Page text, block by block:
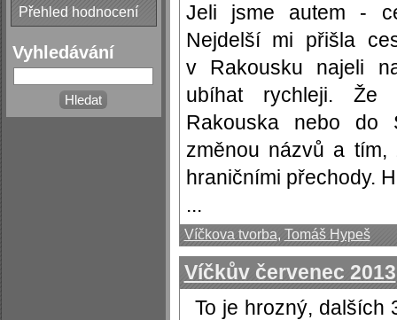
Přehled hodnocení
Vyhledávání
Jeli jsme autem -
Nejdelší mi přišla
v Rakousku najeli
ubíhat rychleji. Že
Rakouska nebo do
změnou názvů a tím,
hraničními přechody.
...
Víčkova tvorba, Tomáš Hypeš
Víčkův červenec 2013
To je hrozný, dalších